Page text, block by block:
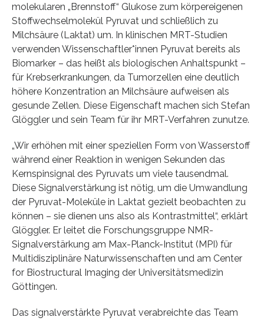
molekularen „Brennstoff“ Glukose zum körpereigenen
Stoffwechselmolekül Pyruvat und schließlich zu
Milchsäure (Laktat) um. In klinischen MRT-Studien
verwenden Wissenschaftler*innen Pyruvat bereits als
Biomarker – das heißt als biologischen Anhaltspunkt –
für Krebserkrankungen, da Tumorzellen eine deutlich
höhere Konzentration an Milchsäure aufweisen als
gesunde Zellen. Diese Eigenschaft machen sich Stefan
Glöggler und sein Team für ihr MRT-Verfahren zunutze.
„Wir erhöhen mit einer speziellen Form von Wasserstoff
während einer Reaktion in wenigen Sekunden das
Kernspinsignal des Pyruvats um viele tausendmal.
Diese Signalverstärkung ist nötig, um die Umwandlung
der Pyruvat-Moleküle in Laktat gezielt beobachten zu
können – sie dienen uns also als Kontrastmittel“, erklärt
Glöggler. Er leitet die Forschungsgruppe NMR-
Signalverstärkung am Max-Planck-Institut (MPI) für
Multidisziplinäre Naturwissenschaften und am Center
for Biostructural Imaging der Universitätsmedizin
Göttingen.
Das signalverstärkte Pyruvat verabreichte das Team